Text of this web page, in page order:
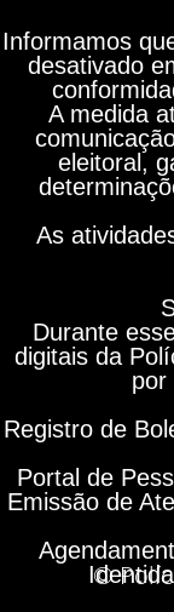
Informamos
desativado
A medida
eleitoral,
As
Durante
digitais da
por
Registro de
Portal de
Emissão de
©